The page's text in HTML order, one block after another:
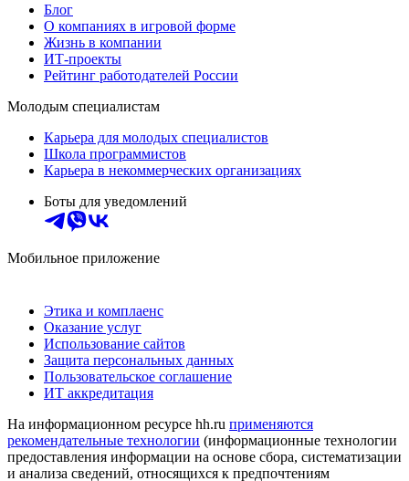
Блог
О компаниях в игровой форме
Жизнь в компании
ИТ-проекты
Рейтинг работодателей России
Молодым специалистам
Карьера для молодых специалистов
Школа программистов
Карьера в некоммерческих организациях
Боты для уведомлений
Мобильное приложение
Этика и комплаенс
Оказание услуг
Использование сайтов
Защита персональных данных
Пользовательское соглашение
ИТ аккредитация
На информационном ресурсе hh.ru применяются
рекомендательные технологии (информационные технологии
предоставления информации на основе сбора, систематизации
и анализа сведений, относящихся к предпочтениям